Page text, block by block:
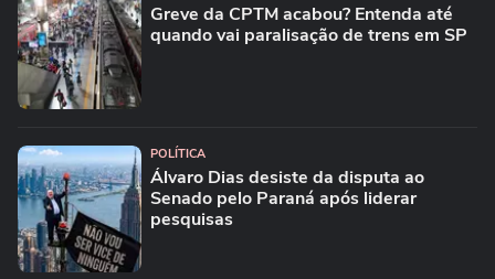
Greve da CPTM acabou? Entenda até
quando vai paralisação de trens em SP
POLÍTICA
Álvaro Dias desiste da disputa ao
Senado pelo Paraná após liderar
pesquisas